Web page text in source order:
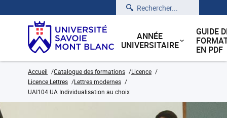
Rechercher
ANNÉE
UNIVERSITAIRE
GUIDE
EN PDF
Accueil Catalogue des formations
Licence
Licence Lettres
Lettres modernes
UAI104 UA Individualisation au choix